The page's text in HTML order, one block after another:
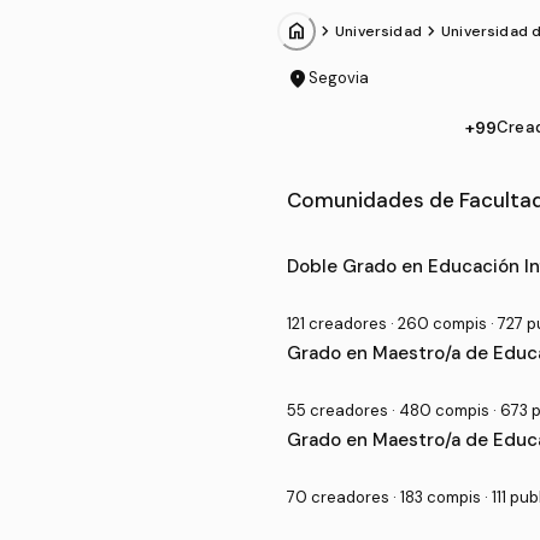
home chevron_forward Universidad chevron_forward Universidad
location_onSegovia
+99
Comunidades de
Grado Universitario en
Doble Grado en Educación
121 creadores · 260 compis · 727
Grado en Maestro/a de
55 creadores · 480 compis · 673
Grado en Maestro/a de
70 creadores · 183 compis · 111